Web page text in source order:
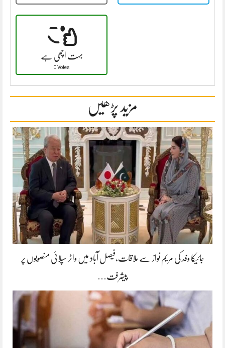
بہت اچھی ہے
0 Votes
مزید پڑھیں
جائیکا وفد کی مریم نواز سے ملاقات،فیصل آباد میں واٹر سپلائی منصوبوں پر
پیشرفت…